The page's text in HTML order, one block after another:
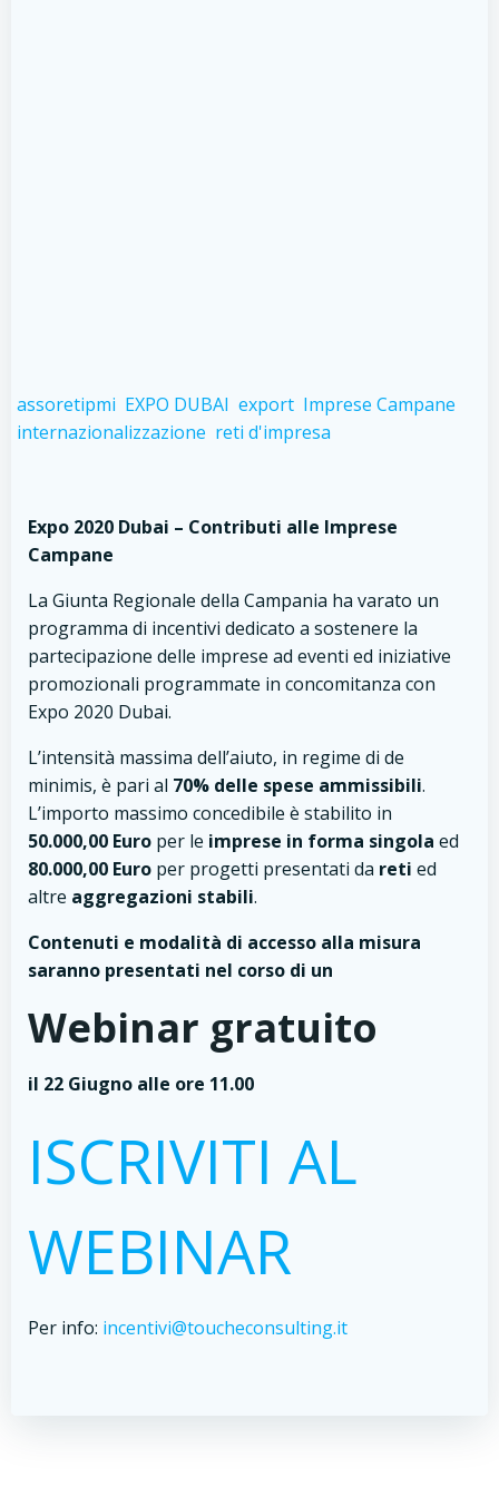
assoretipmi EXPO DUBAI export Imprese Campane
internazionalizzazione reti d'impresa
Expo 2020 Dubai – Contributi alle Imprese
Campane
La Giunta Regionale della Campania ha varato un
programma di incentivi dedicato a sostenere la
partecipazione delle imprese ad eventi ed iniziative
promozionali programmate in concomitanza con
Expo 2020 Dubai.
L’intensità massima dell’aiuto, in regime di de
minimis, è pari al 70% delle spese ammissibili.
L’importo massimo concedibile è stabilito in
50.000,00 Euro per le imprese in forma singola ed
80.000,00 Euro per progetti presentati da reti ed
altre aggregazioni stabili.
Contenuti e modalità di accesso alla misura
saranno presentati nel corso di un
Webinar gratuito
il 22 Giugno alle ore 11.00
ISCRIVITI AL
WEBINAR
Per info: incentivi@toucheconsulting.it